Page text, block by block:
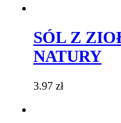
SÓL Z
NATURY
3.97 zł